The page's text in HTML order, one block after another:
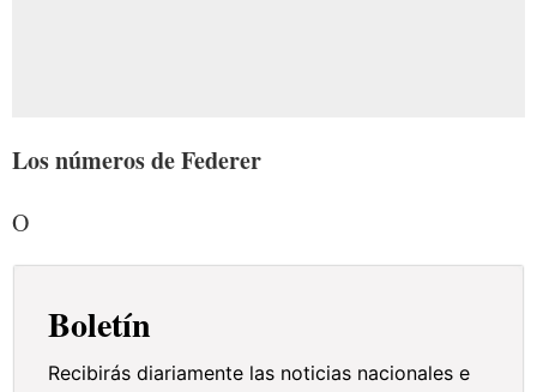
Los números de Federer
O
Boletín
Recibirás diariamente las noticias nacionales e